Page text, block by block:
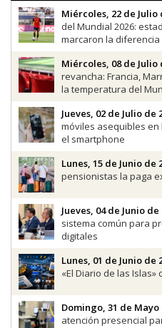
Miércoles, 22 de Julio
del Mundial 2026:
marcaron la diferencia
Miércoles, 08 de Julio
revancha: Francia,
la temperatura del
Jueves, 02 de Julio de
móviles asequibles
el smartphone
Lunes, 15 de Junio de
pensionistas la paga
Jueves, 04 de Junio de
sistema común para
digitales
Lunes, 01 de Junio de
«El Diario de las
Domingo, 31 de Mayo
atención presencial